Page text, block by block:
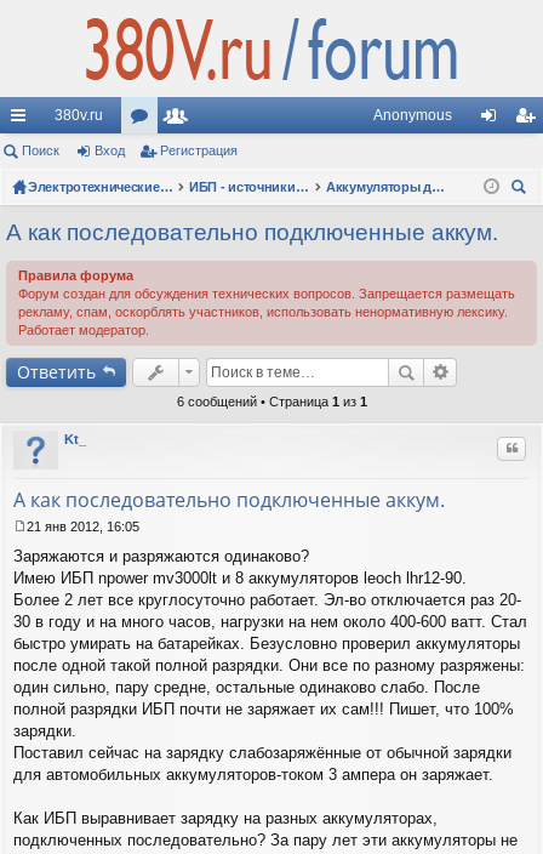
с
ы
лк
и
380v.ru
ор
ум
ы
ол
ьз
ов
ат
ел
Anonymous
д ис
ац
Поиск Вход Регистрация
Электротехнические форумы ИБП - источники бесперебойного питания
Аккумуляторы для ИБП и батарейные комплекты
А как последовательно подключенные аккум.
Правила форума
Форум создан для обсуждения технических вопросов. Запрещается размещать
рекламу, спам, оскорблять участников, использовать ненормативную лексику.
Работает модератор.
Ответить
6 сообщений • Страница 1 из 1
Kt_
А как последовательно подключенные аккум.
о
о
б
щ
е
н
и
е
21 янв 2012, 16:05
Заряжаются и разряжаются одинаково?
Имею ИБП npower mv3000lt и 8 аккумуляторов leoch lhr12-90.
Более 2 лет все круглосуточно работает. Эл-во отключается раз 20-
30 в году и на много часов, нагрузки на нем около 400-600 ватт. Стал
быстро умирать на батарейках. Безусловно проверил аккумуляторы
после одной такой полной разрядки. Они все по разному разряжены:
один сильно, пару средне, остальные одинаково слабо. После
полной разрядки ИБП почти не заряжает их сам!!! Пишет, что 100%
зарядки.
Поставил сейчас на зарядку слабозаряжённые от обычной зарядки
для автомобильных аккумуляторов-током 3 ампера он заряжает.
Как ИБП выравнивает зарядку на разных аккумуляторах,
подключенных последовательно? За пару лет эти аккумуляторы не